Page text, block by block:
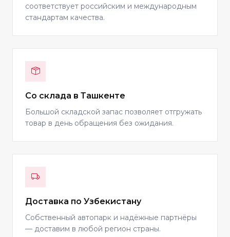
соответствует российским и международным
стандартам качества.
Со склада в Ташкенте
Большой складской запас позволяет отгружать
товар в день обращения без ожидания.
Доставка по Узбекистану
Собственный автопарк и надёжные партнёры
— доставим в любой регион страны.